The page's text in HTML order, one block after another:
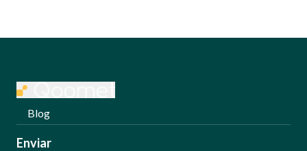
Blog
Enviar